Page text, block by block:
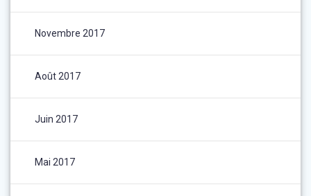
Novembre 2017
Août 2017
Juin 2017
Mai 2017